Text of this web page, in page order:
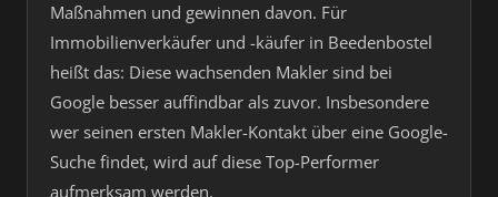
Maßnahmen und gewinnen davon. Für
Immobilienverkäufer und -käufer in Beedenbostel
heißt das: Diese wachsenden Makler sind bei
Google besser auffindbar als zuvor. Insbesondere
wer seinen ersten Makler-Kontakt über eine Google-
Suche findet, wird auf diese Top-Performer
aufmerksam werden.